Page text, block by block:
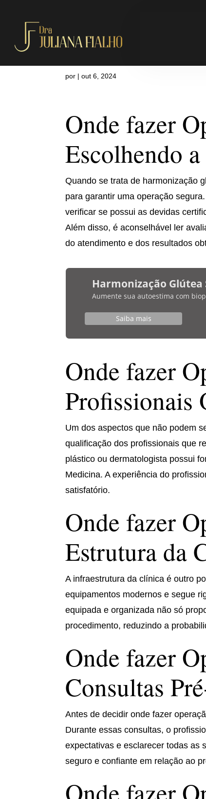
Onde fazer
por |out 6, 2024
Onde fazer
Escolhendo
Quando se trata de harmonização
para garantir uma operação
verificar se possui as devidas
Além disso, é aconselhável ler
do atendimento e dos resultados
Harmonização Glútea
Aumente sua autoestima com
Saiba mais
Onde fazer
Profissionais
Um dos aspectos que não podem
qualificação dos profissionais que
plástico ou dermatologista possui
Medicina. A experiência do
satisfatório.
Onde fazer
Estrutura da
A infraestrutura da clínica é outro
equipamentos modernos e segue
equipada e organizada não só
procedimento, reduzindo a
Onde fazer
Consultas
Antes de decidir onde fazer
Durante essas consultas, o
expectativas e esclarecer todas as
seguro e confiante em relação ao
Onde fazer